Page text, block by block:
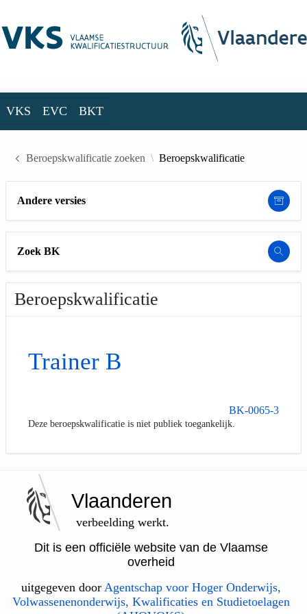
VKS EVC BKT
Beroepskwalificatie zoeken Beroepskwalificatie
Andere versies
Zoek BK
Beroepskwalificatie
Trainer B
BK-0065-3
Deze beroepskwalificatie is niet publiek toegankelijk.
Vlaanderen
verbeelding werkt.
Dit is een officiële website van de Vlaamse
overheid
uitgegeven door Agentschap voor Hoger Onderwijs,
Volwassenenonderwijs, Kwalificaties en Studietoelagen